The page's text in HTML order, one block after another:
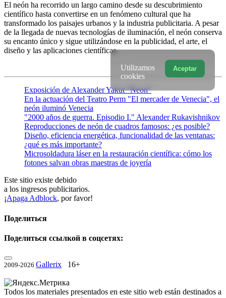
El neón ha recorrido un largo camino desde su descubrimiento
científico hasta convertirse en un fenómeno cultural que ha
transformado los paisajes urbanos y la industria publicitaria. A pesar
de la llegada de nuevas tecnologías de iluminación, el neón conserva
su encanto único y sigue utilizándose en la publicidad, el arte, el
diseño y las aplicaciones científicas.
Exposición de Alexander Yakut "Neon"
En la actuación del Teatro Perm "El mercader de Venecia", el
neón iluminó Venecia
"2000 años de guerra. Episodio I." Alexander Rukavishnikov
Reproducciones de neón de cuadros famosos: ¿es posible?
Diseño, eficiencia energética, funcionalidad de las ventanas:
¿qué es más importante?
Microsoldadura láser en la restauración científica: cómo los
fotones salvan obras maestras de joyería
Este sitio existe debido
a los ingresos publicitarios.
¡Apaga Adblock, por favor!
Поделиться
Поделиться ссылкой в соцсетях:
2009-2026 Gallerix 16+
Todos los materiales presentados en este sitio web están destinados a
Aceptar
Utilizamos
cookies